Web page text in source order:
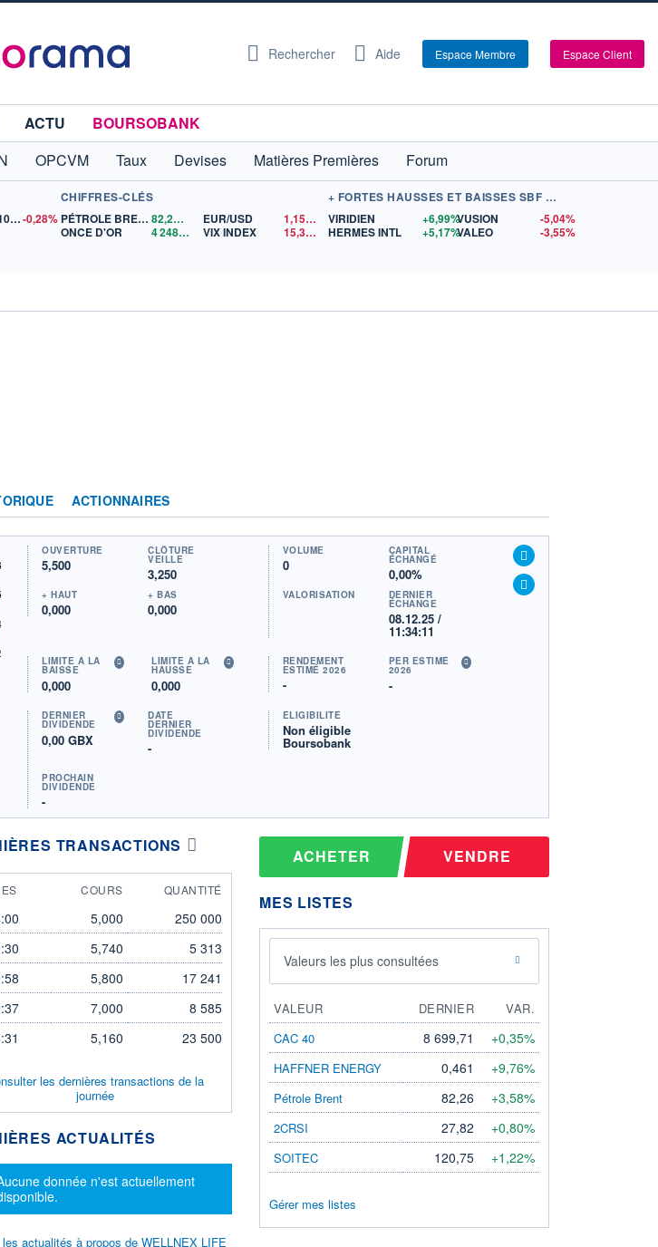
Rechercher Aide Espace Membre Espace Client
ACTU
BOURSOBANK
OPCVM Taux Devises Matières Premières
Forum
29 810,25-0,28%
CHIFFRES-CLÉS
PÉTROLE BRENT
82,26$US
ONCE D'OR
4 248,05 $US
EUR/USD 1,1524
$US
VIX INDEX
15,36$US
+ FORTES HAUSSES ET BAISSES SBF 120
VIRIDIEN
+6,99%
HERMES INTL
+5,17%
VUSION
-5,04%
VALEO
-3,55%
ACTIONNAIRES
OUVERTURE
5,500
CLÔTURE
VEILLE
3,250
+ HAUT
0,000
+ BAS
0,000
VOLUME
0
CAPITAL
ÉCHANGÉ
0,00%
VALORISATION DERNIER
ÉCHANGE
08.12.25 /
11:34:11
LIMITE À LA
BAISSE
0,000
LIMITE À LA
HAUSSE
0,000
RENDEMENT
ESTIMÉ 2026
-
PER ESTIMÉ
2026
-
DERNIER
DIVIDENDE
0,00 GBX
DATE
DERNIER
DIVIDENDE
-
PROCHAIN
DIVIDENDE
-
ÉLIGIBILITÉ
Non éligible
Boursobank
TRANSACTIONS
COURS QUANTITÉ
5,000
250 000
5,740
5 313
5,800
17 241
7,000
8 585
5,160 23 500
les dernières transactions de la
journée
ACTUALITÉS
d'information
donnée n'est actuellement
actualités à propos de WELLNEX LIFE
ACHETER VENDRE
MES LISTES
Valeurs les plus consultées
VALEUR DERNIER
VAR.
CAC 40
8 699,71 +0,35%
HAFFNER ENERGY 0,461 +9,76%
Pétrole Brent 82,26 +3,58%
2CRSI 27,82 +0,80%
SOITEC 120,75 +1,22%
Gérer mes listes